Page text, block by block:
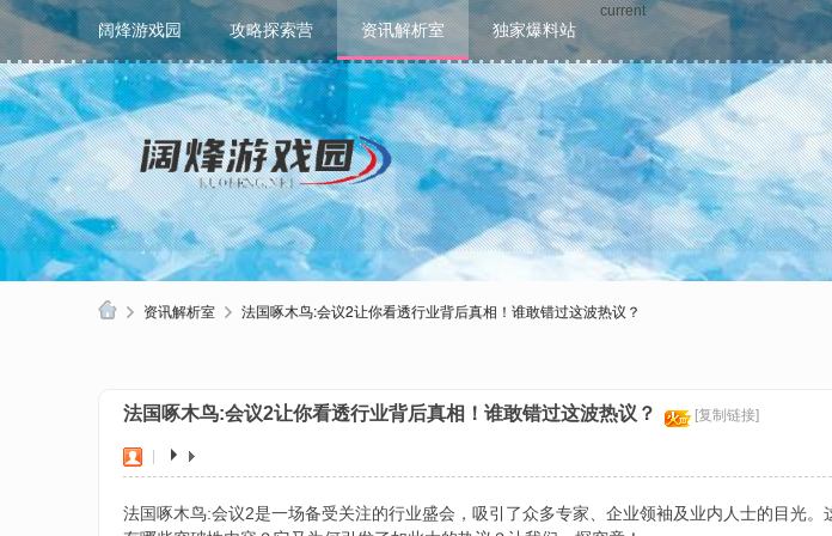
阔烽游戏园 攻略探索营
current
资讯解析室 独家爆料站
资讯解析室 法国啄木鸟:会议2让你看透行业背后真相！谁敢错过这波热议？
法国啄木鸟:会议2让你看透行业背后真相！谁敢错过这波热议？ [复制链接]
法国啄木鸟:会议2是一场备受关注的行业盛会，吸引了众多专家、企业领袖及业内人士的目光